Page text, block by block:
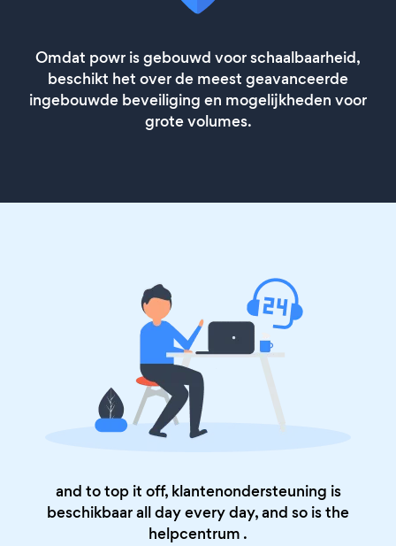
Omdat powr is gebouwd voor schaalbaarheid,
beschikt het over de meest geavanceerde
ingebouwde beveiliging en mogelijkheden voor
grote volumes.
and to top it off, klantenondersteuning is
beschikbaar all day every day, and so is the
helpcentrum .